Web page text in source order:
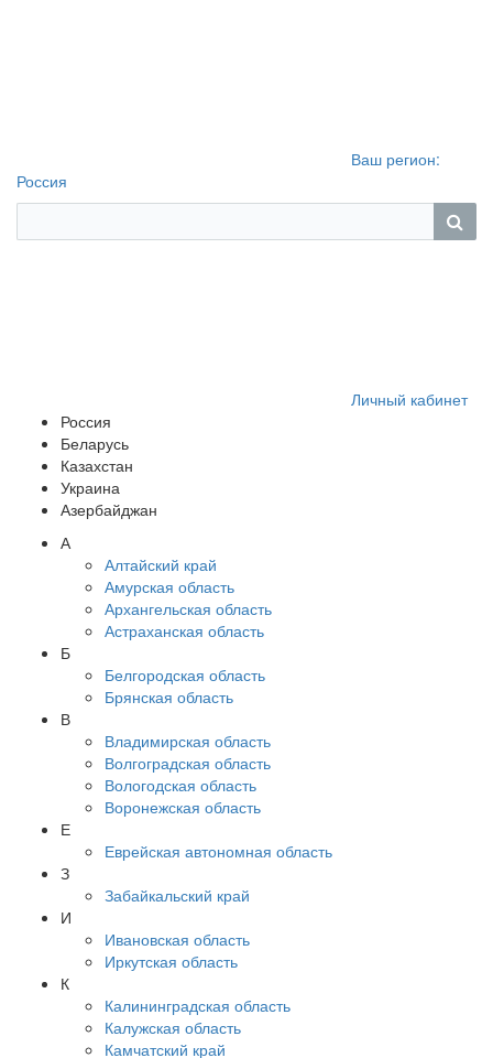
Ваш регион:
Россия
Личный кабинет
Россия
Беларусь
Казахстан
Украина
Азербайджан
А
Алтайский край
Амурская область
Архангельская область
Астраханская область
Б
Белгородская область
Брянская область
В
Владимирская область
Волгоградская область
Вологодская область
Воронежская область
Е
Еврейская автономная область
З
Забайкальский край
И
Ивановская область
Иркутская область
К
Калининградская область
Калужская область
Камчатский край